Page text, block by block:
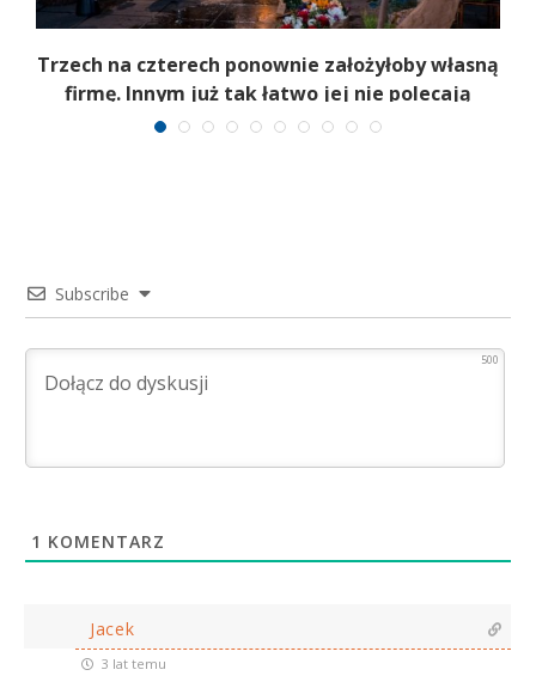
Trzech na czterech ponownie założyłoby własną
firmę. Innym już tak łatwo jej nie polecają
Subscribe
500
1 KOMENTARZ
Jacek
3 lat temu